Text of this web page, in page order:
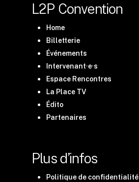
L2P Convention
Home
Billetterie
Événements
Intervenant·e·s
Espace Rencontres
La Place TV
Édito
Partenaires
Plus d’infos
Politique de confidentialité